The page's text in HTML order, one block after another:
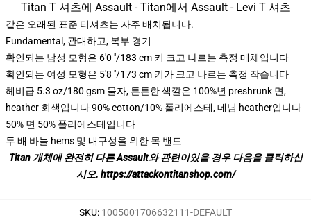
Titan T 셔츠에 Assault - Titan에서 Assault - Levi T 셔츠
같은 오래된 표준 티셔츠는 자주 배치됩니다.
Fundamental, 관대하고, 복부 경기
확인되는 남성 모형은 6'0 ′′/183 cm 키 크고 나르는 측정 매체입니다
확인되는 여성 모형은 5'8 ′′/173 cm 키가 크고 나르는 측정 작습니다
헤비급 5.3 oz/180 gsm 물자, 튼튼한 색깔은 100%년 preshrunk 면,
heather 회색입니다 90% cotton/10% 폴리에스테, 데님 heather입니다
50% 면 50% 폴리에스테입니다
두 배 바늘 hems 및 내구성을 위한 목 밴드
Titan 개체에 완전히 다른 Assault와 관련이있을 경우 다음을 클릭하십
시오. https://attackontitanshop.com/
SKU: 1005001706632111-DEFAULT